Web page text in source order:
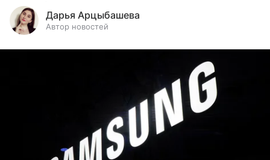
Дарья Арцыбашева
Автор новостей